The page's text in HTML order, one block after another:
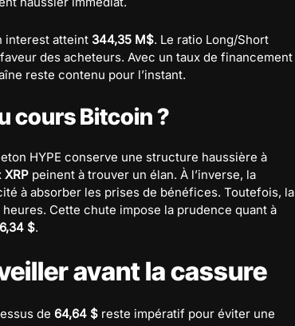
interest atteint 344,35 M$. Le ratio Long/Short
des acheteurs. Avec un taux de financement
reste contenu pour l’instant.
cours Bitcoin ?
HYPE conserve une structure haussière à
XRP peinent à trouver un élan. À l’inverse, la
à absorber les prises de bénéfices. Toutefois, la
Cette chute impose la prudence quant à
$.
avant la cassure
de 64,64 $ reste impératif pour éviter une